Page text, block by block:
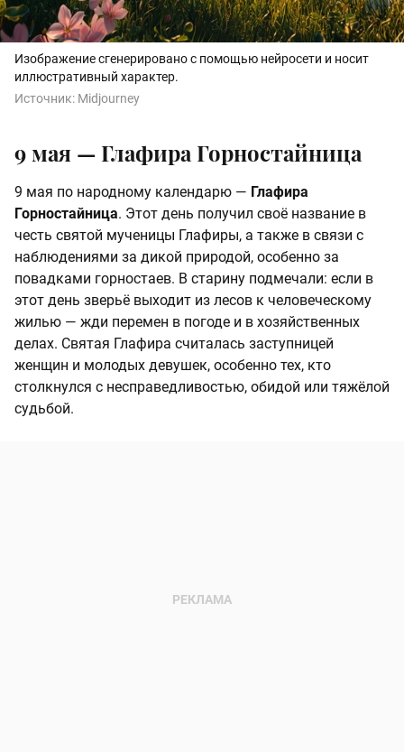
Изображение сгенерировано с помощью нейросети и носит
иллюстративный характер.
Источник: Midjourney
9 мая — Глафира Горностайница
9 мая по народному календарю — Глафира
Горностайница. Этот день получил своё название в
честь святой мученицы Глафиры, а также в связи с
наблюдениями за дикой природой, особенно за
повадками горностаев. В старину подмечали: если в
этот день зверьё выходит из лесов к человеческому
жилью — жди перемен в погоде и в хозяйственных
делах. Святая Глафира считалась заступницей
женщин и молодых девушек, особенно тех, кто
столкнулся с несправедливостью, обидой или тяжёлой
судьбой.